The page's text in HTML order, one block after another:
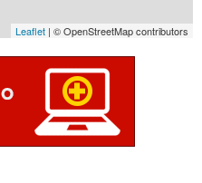
Leaflet | © OpenStreetMap contributors